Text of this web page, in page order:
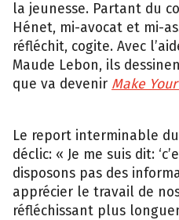
la jeunesse. Partant du
Hénet, mi-avocat et mi-
réfléchit, cogite. Avec
Maude Lebon, ils
que va devenir Make
Le report interminable
déclic: « Je me suis dit:
disposons pas des
apprécier le travail de
réfléchissant plus